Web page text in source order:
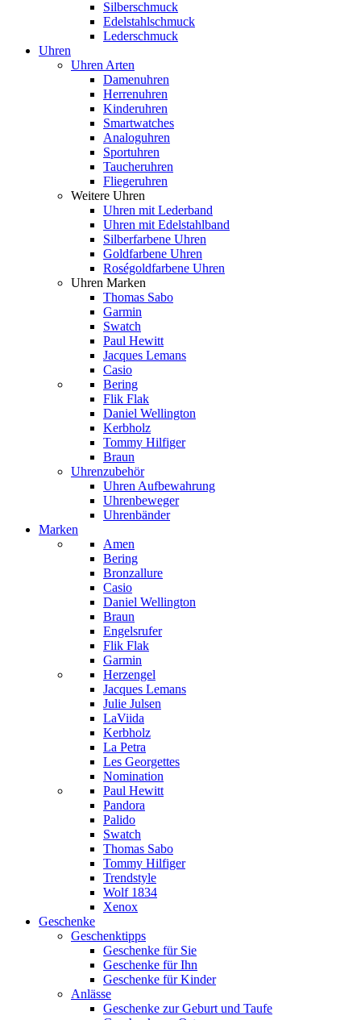
Silberschmuck
Edelstahlschmuck
Lederschmuck
Uhren
Uhren Arten
Damenuhren
Herrenuhren
Kinderuhren
Smartwatches
Analoguhren
Sportuhren
Taucheruhren
Fliegeruhren
Weitere Uhren
Uhren mit Lederband
Uhren mit Edelstahlband
Silberfarbene Uhren
Goldfarbene Uhren
Roségoldfarbene Uhren
Uhren Marken
Thomas Sabo
Garmin
Swatch
Paul Hewitt
Jacques Lemans
Casio
Bering
Flik Flak
Daniel Wellington
Kerbholz
Tommy Hilfiger
Braun
Uhrenzubehör
Uhren Aufbewahrung
Uhrenbeweger
Uhrenbänder
Marken
Amen
Bering
Bronzallure
Casio
Daniel Wellington
Braun
Engelsrufer
Flik Flak
Garmin
Herzengel
Jacques Lemans
Julie Julsen
LaViida
Kerbholz
La Petra
Les Georgettes
Nomination
Paul Hewitt
Pandora
Palido
Swatch
Thomas Sabo
Tommy Hilfiger
Trendstyle
Wolf 1834
Xenox
Geschenke
Geschenktipps
Geschenke für Sie
Geschenke für Ihn
Geschenke für Kinder
Anlässe
Geschenke zur Geburt und Taufe